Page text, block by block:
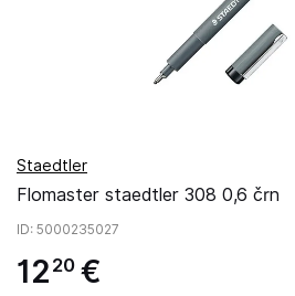
Staedtler
Flomaster staedtler 308 0,6 črn
ID: 5000235027
12 20 €